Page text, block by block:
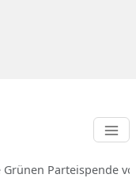
Grünen Parteispende